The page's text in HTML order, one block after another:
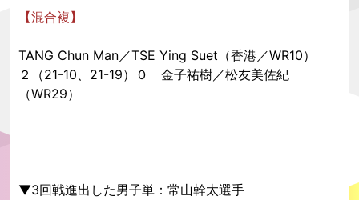
【混合複】
TANG Chun Man／TSE Ying Suet（香港／WR10）
２（21-10、21-19）０ 金子祐樹／松友美佐紀
（WR29）
▼3回戦進出した男子単：常山幹太選手